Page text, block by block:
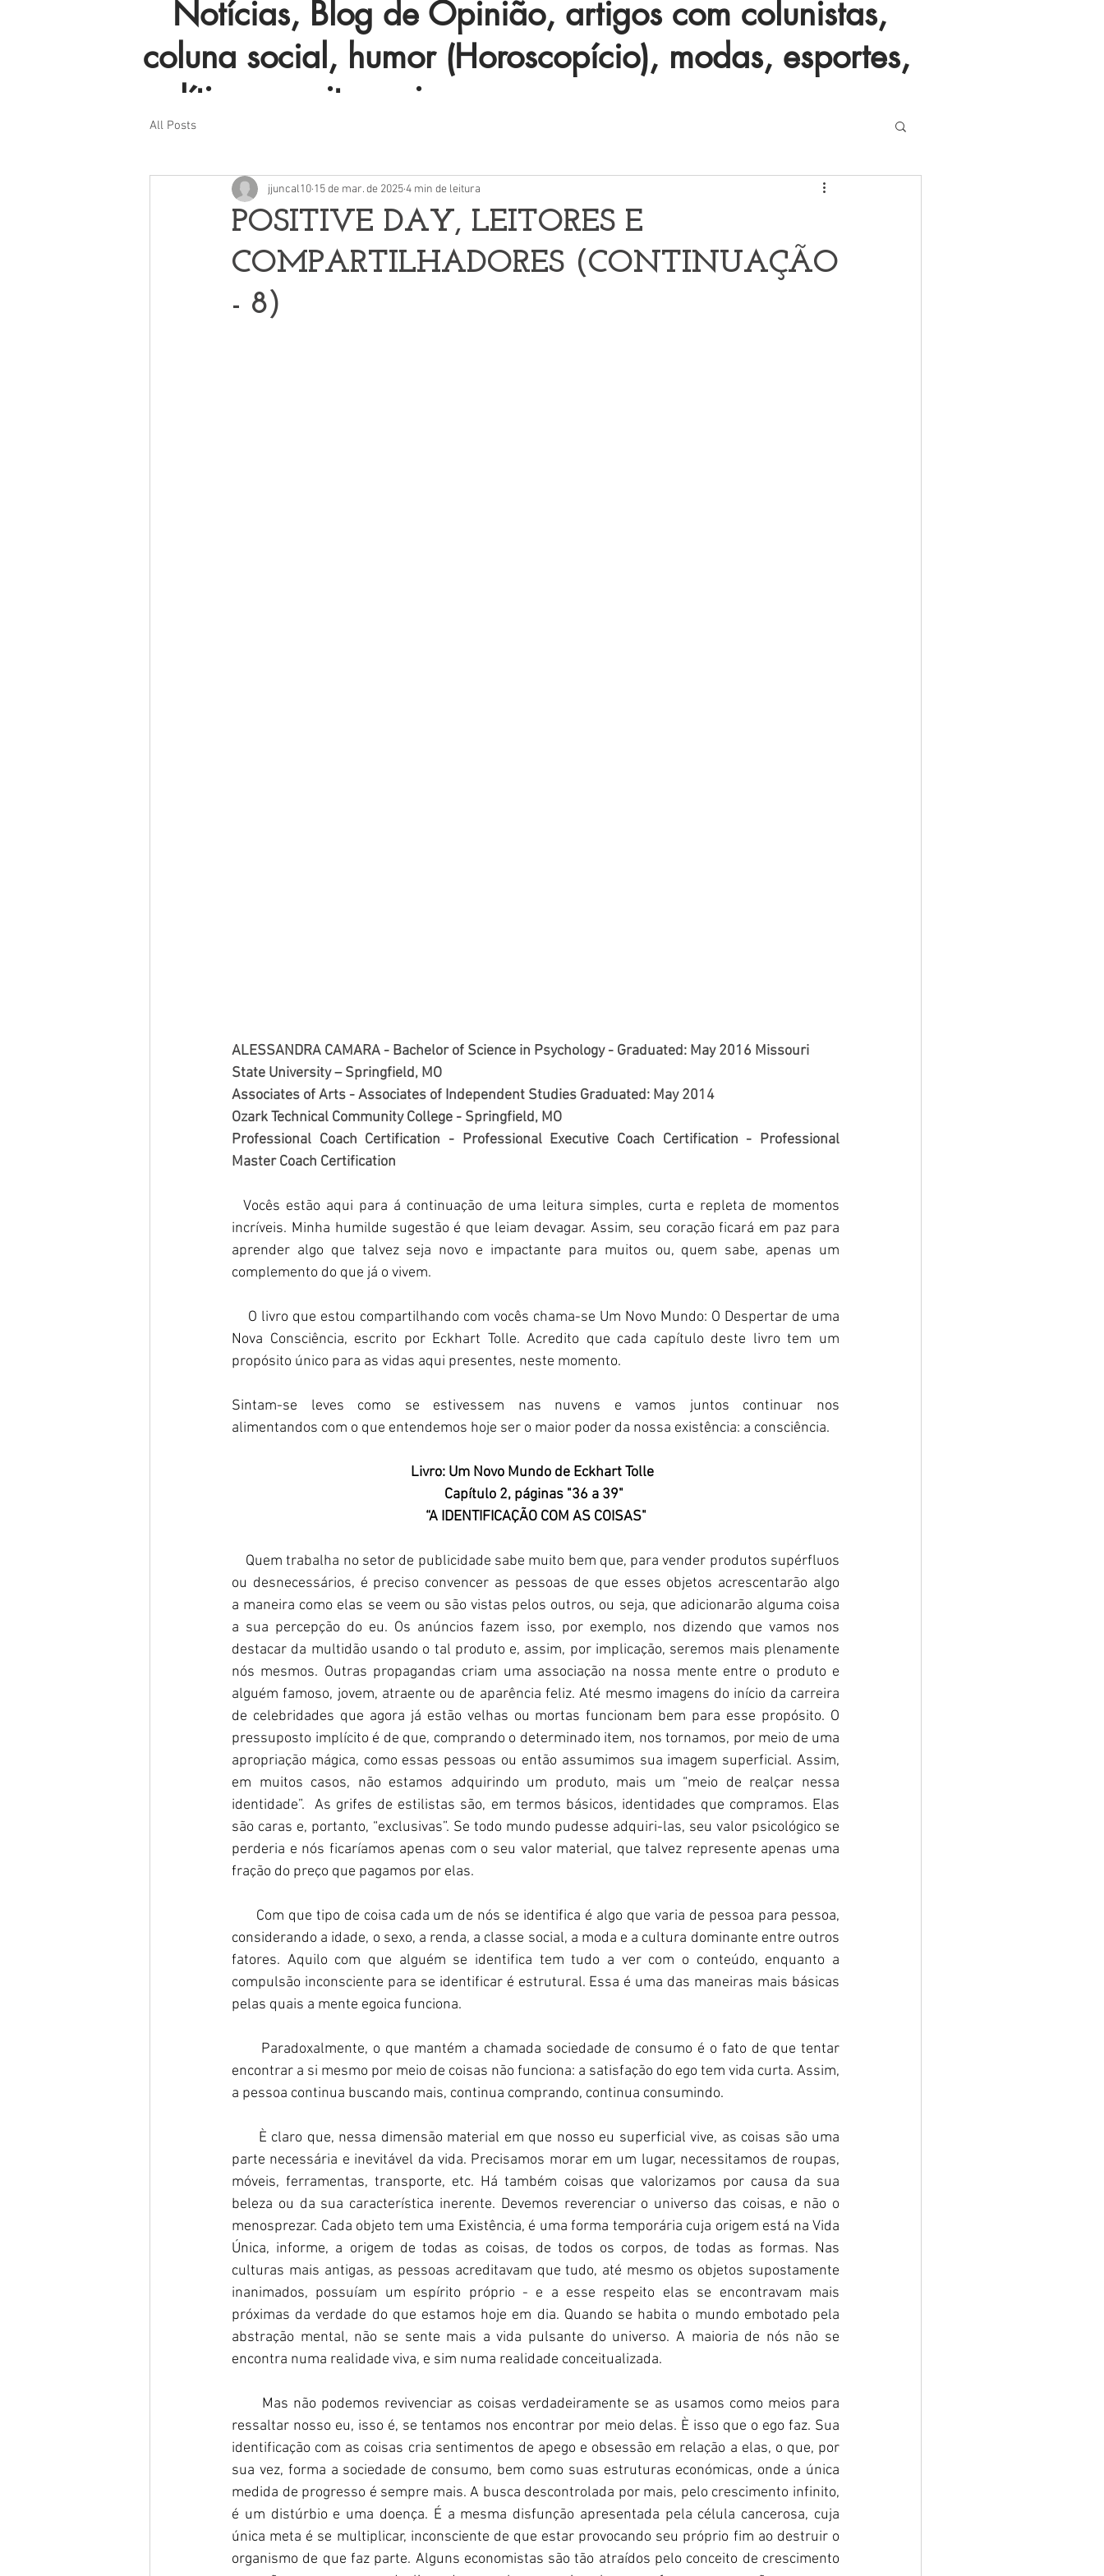
Notícias, Blog de Opinião, artigos com colunistas,
coluna social, humor (Horoscopício), modas, esportes,
política e muito mais.
All Posts
POSITIVE DAY, LEITORES E
COMPARTILHADORES (CONTINUAÇÃO
- 8)
jjuncal10 15 de mar. de 20254 min de leitura
ALESSANDRA CAMARA - Bachelor of Science in Psychology - Graduated: May 2016 Missouri
State University – Springfield, MO
Associates of Arts - Associates of Independent Studies Graduated: May 2014
Ozark Technical Community College - Springfield, MO
Professional Coach Certification - Professional Executive Coach Certification - Professional
Master Coach Certification
incríveis. Minha humilde sugestão é que leiam devagar. Assim, seu coração ficará em paz para
aprender algo que talvez seja novo e impactante para muitos ou, quem sabe, apenas um
complemento do que já o vivem.
O livro que estou compartilhando com vocês chama-se Um Novo Mundo: O Despertar de uma
Nova Consciência, escrito por Eckhart Tolle. Acredito que cada capítulo deste livro tem um
propósito único para as vidas aqui presentes, neste momento.
Sintam-se leves como se estivessem nas nuvens e vamos juntos continuar nos
alimentandos com o que entendemos hoje ser o maior poder da nossa existência: a consciência.
Livro: Um Novo Mundo de Eckhart Tolle
Capítulo 2, páginas "36 a 39"
“A IDENTIFICAÇÃO COM AS COISAS"
ou desnecessários, é preciso convencer as pessoas de que esses objetos acrescentarão algo
a maneira como elas se veem ou são vistas pelos outros, ou seja, que adicionarão alguma coisa
a sua percepção do eu. Os anúncios fazem isso, por exemplo, nos dizendo que vamos nos
destacar da multidão usando o tal produto e, assim, por implicação, seremos mais plenamente
nós mesmos. Outras propagandas criam uma associação na nossa mente entre o produto e
alguém famoso, jovem, atraente ou de aparência feliz. Até mesmo imagens do início da carreira
de celebridades que agora já estão velhas ou mortas funcionam bem para esse propósito. O
pressuposto implícito é de que, comprando o determinado item, nos tornamos, por meio de uma
apropriação mágica, como essas pessoas ou então assumimos sua imagem superficial. Assim,
em muitos casos, não estamos adquirindo um produto, mais um “meio de realçar nessa
identidade”.  As grifes de estilistas são, em termos básicos, identidades que compramos. Elas
são caras e, portanto, “exclusivas”. Se todo mundo pudesse adquiri-las, seu valor psicológico se
perderia e nós ficaríamos apenas com o seu valor material, que talvez represente apenas uma
fração do preço que pagamos por elas.
Com que tipo de coisa cada um de nós se identifica é algo que varia de pessoa para pessoa,
considerando a idade, o sexo, a renda, a classe social, a moda e a cultura dominante entre outros
fatores. Aquilo com que alguém se identifica tem tudo a ver com o conteúdo, enquanto a
compulsão inconsciente para se identificar é estrutural. Essa é uma das maneiras mais básicas
pelas quais a mente egoica funciona.
Paradoxalmente, o que mantém a chamada sociedade de consumo é o fato de que tentar
encontrar a si mesmo por meio de coisas não funciona: a satisfação do ego tem vida curta. Assim,
a pessoa continua buscando mais, continua comprando, continua consumindo.
È claro que, nessa dimensão material em que nosso eu superficial vive, as coisas são uma
parte necessária e inevitável da vida. Precisamos morar em um lugar, necessitamos de roupas,
móveis, ferramentas, transporte, etc. Há também coisas que valorizamos por causa da sua
beleza ou da sua característica inerente. Devemos reverenciar o universo das coisas, e não o
menosprezar. Cada objeto tem uma Existência, é uma forma temporária cuja origem está na Vida
Única, informe, a origem de todas as coisas, de todos os corpos, de todas as formas. Nas
culturas mais antigas, as pessoas acreditavam que tudo, até mesmo os objetos supostamente
inanimados, possuíam um espírito próprio - e a esse respeito elas se encontravam mais
próximas da verdade do que estamos hoje em dia. Quando se habita o mundo embotado pela
abstração mental, não se sente mais a vida pulsante do universo. A maioria de nós não se
encontra numa realidade viva, e sim numa realidade conceitualizada.
Mas não podemos revivenciar as coisas verdadeiramente se as usamos como meios para
ressaltar nosso eu, isso é, se tentamos nos encontrar por meio delas. È isso que o ego faz. Sua
identificação com as coisas cria sentimentos de apego e obsessão em relação a elas, o que, por
sua vez, forma a sociedade de consumo, bem como suas estruturas económicas, onde a única
medida de progresso é sempre mais. A busca descontrolada por mais, pelo crescimento infinito,
é um distúrbio e uma doença. É a mesma disfunção apresentada pela célula cancerosa, cuja
única meta é se multiplicar, inconsciente de que estar provocando seu próprio fim ao destruir o
organismo de que faz parte. Alguns economistas são tão atraídos pelo conceito de crescimento